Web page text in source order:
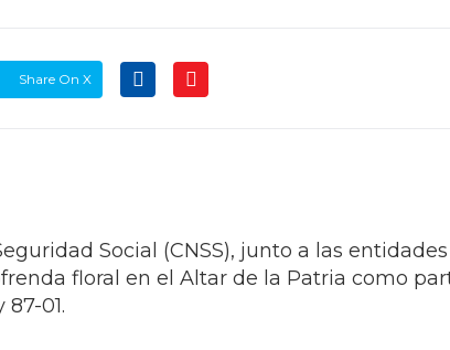
Share On X
Social (CNSS), junto a las
floral en el Altar de la Patria como
01.